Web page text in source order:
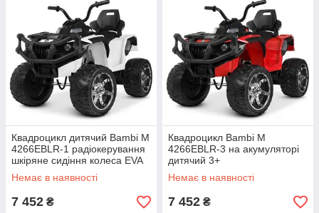
Квадроцикл дитячий Bambi M
4266EBLR-1 радіокерування
шкіряне сидіння колеса EVA
Немає в наявності
7 452 ₴
Квадроцикл Bambi M
4266EBLR-3 на акумуляторі
дитячий 3+
Немає в наявності
7 452 ₴